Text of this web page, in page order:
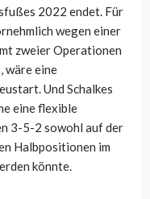
2022 endet. Für
wegen einer
zweier Operationen
wäre eine
Und Schalkes
eine flexible
3-5-2 sowohl auf der
Halbpositionen im
könnte.